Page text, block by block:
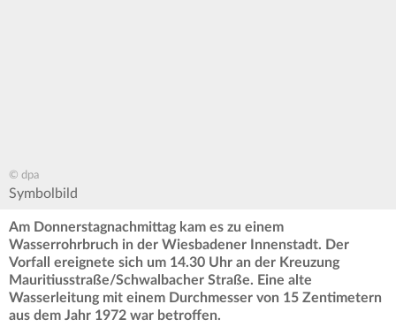
© dpa
Symbolbild
Am Donnerstagnachmittag kam es zu einem
Wasserrohrbruch in der Wiesbadener Innenstadt. Der
Vorfall ereignete sich um 14.30 Uhr an der Kreuzung
Mauritiusstraße/Schwalbacher Straße. Eine alte
Wasserleitung mit einem Durchmesser von 15 Zentimetern
aus dem Jahr 1972 war betroffen.